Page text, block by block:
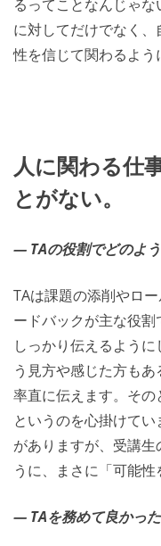
るってことなんじゃ
に対してだけでなく
性を信じて関わるよう
人に関わる仕
とがない。
― TAの役割でどのよ
TAは課題の添削やロ
ードバックが主な役
しっかり伝えるよう
う見方や感じた方も
率直に伝えます。その
というのを心掛けて
がありますが、受講
うに、まさに「可能性
― TAを務めて良かった